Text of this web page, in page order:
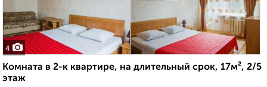
4
Комната в 2-к квартире, на длительный срок, 17м², 2/5
этаж